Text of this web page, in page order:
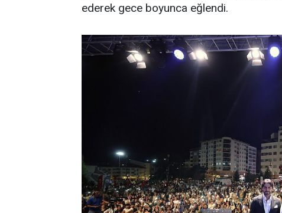
ederek gece boyunca eğlendi.